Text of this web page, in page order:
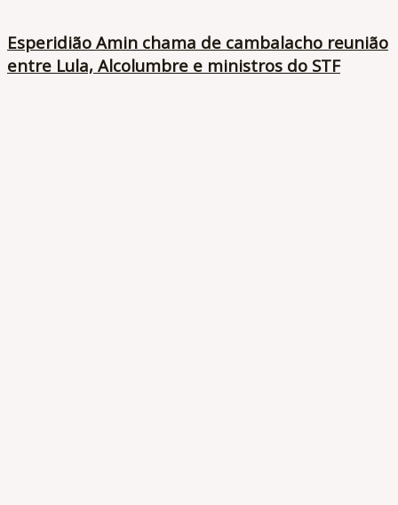
Esperidião Amin chama de cambalacho reunião
entre Lula, Alcolumbre e ministros do STF